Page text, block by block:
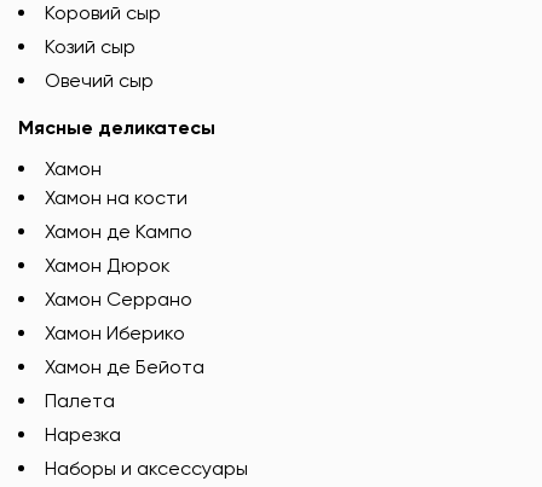
Коровий сыр
Козий сыр
Овечий сыр
Мясные деликатесы
Хамон
Хамон на кости
Хамон де Кампо
Хамон Дюрок
Хамон Серрано
Хамон Иберико
Хамон де Бейота
Палета
Нарезка
Наборы и аксессуары